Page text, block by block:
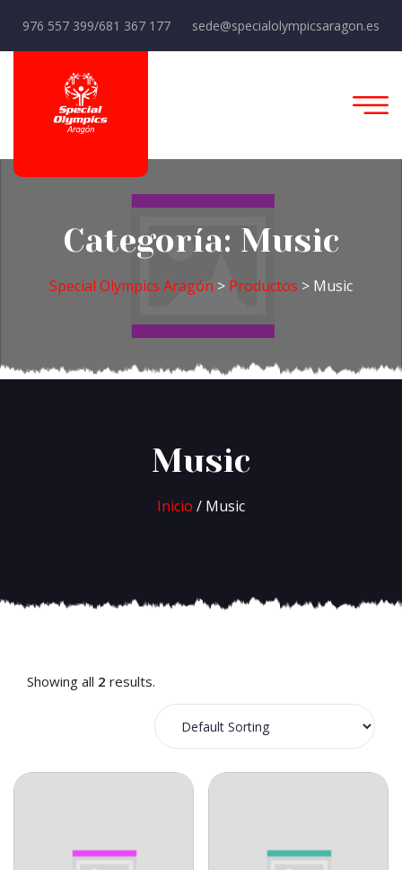
976 557 399/681 367 177 sede@specialolympicsaragon.es
Categoría: Music
Special Olympics Aragón > Productos > Music
Music
Inicio / Music
Showing all 2 results.